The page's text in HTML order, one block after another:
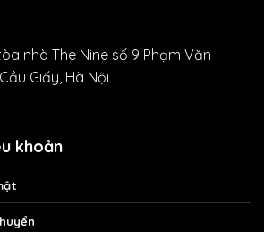
nhà The Nine số 9 Phạm Văn
Giấy, Hà Nội
khoản